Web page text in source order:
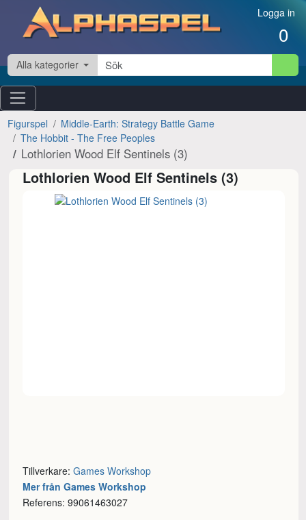
Hoppa till innehåll Logga in
0
Alla kategorier
Figurspel
Middle-Earth: Strategy Battle Game
The Hobbit - The Free Peoples
Lothlorien Wood Elf Sentinels (3)
Lothlorien Wood Elf Sentinels (3)
Tillverkare:Games Workshop
Mer från Games Workshop
Referens: 99061463027